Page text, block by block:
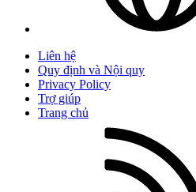
Liên hệ
Quy định và Nội quy
Privacy Policy
Trợ giúp
Trang chủ